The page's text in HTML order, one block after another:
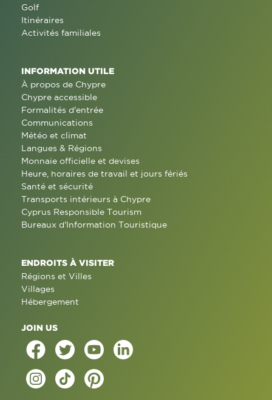
Golf
Itinéraires
Activités familiales
INFORMATION UTILE
À propos de Chypre
Chypre accessible
Formalités d'entrée
Communications
Météo et climat
Langues & Régions
Monnaie officielle et devises
Heure, horaires de travail et jours fériés
Santé et sécurité
Transports intérieurs à Chypre
Cyprus Responsible Tourism
Bureaux d'Information Touristique
ENDROITS À VISITER
Régions et Villes
Villages
Hébergement
JOIN US